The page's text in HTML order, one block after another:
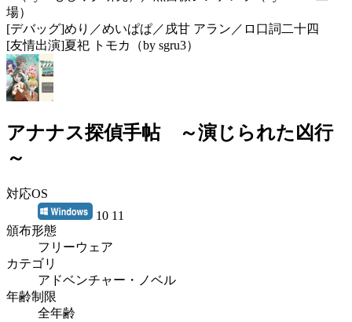
場）
[デバッグ]めり／めいぱぱ／戌甘 アラン／ロ口詞二十四
[友情出演]夏祀 トモカ（by sgru3）
アナナス探偵手帖 ～演じられた凶行
～
対応OS
10 11
頒布形態
フリーウェア
カテゴリ
アドベンチャー・ノベル
年齢制限
全年齢